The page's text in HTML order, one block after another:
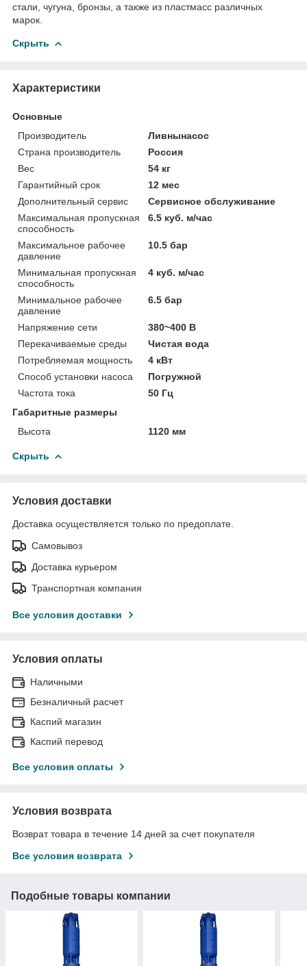
стали, чугуна, бронзы, а также из пластмасс различных
марок.
Скрыть
Характеристики
Основные
Производитель
Ливнынасос
Страна производитель
Россия
Вес
54 кг
Гарантийный срок
12 мес
Дополнительный сервис
Сервисное обслуживание
Максимальная пропускная
способность
6.5 куб. м/час
Максимальное рабочее
давление
10.5 бар
Минимальная пропускная
способность
4 куб. м/час
Минимальное рабочее
давление
6.5 бар
Напряжение сети
380~400 В
Перекачиваемые среды
Чистая вода
Потребляемая мощность
4 кВт
Способ установки насоса
Погружной
Частота тока
50 Гц
Габаритные размеры
Высота
1120 мм
Скрыть
Условия доставки
Доставка осуществляется только по предоплате.
Самовывоз
Доставка курьером
Транспортная компания
Все условия доставки
Условия оплаты
Наличными
Безналичный расчет
Каспий магазин
Каспий перевод
Все условия оплаты
Условия возврата
Возврат товара в течение 14 дней за счет покупателя
Все условия возврата
Подобные товары компании